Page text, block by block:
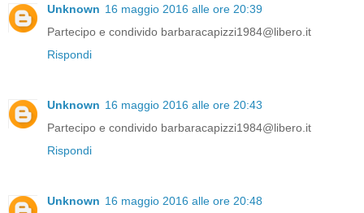
Unknown 16 maggio 2016 alle ore 20:39
Partecipo e condivido barbaracapizzi1984@libero.it
Rispondi
Unknown 16 maggio 2016 alle ore 20:43
Partecipo e condivido barbaracapizzi1984@libero.it
Rispondi
Unknown 16 maggio 2016 alle ore 20:48